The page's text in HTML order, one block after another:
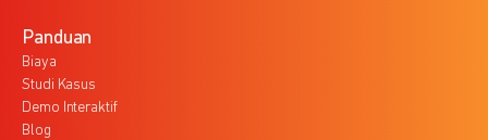
Panduan
Biaya
Studi Kasus
Demo Interaktif
Blog